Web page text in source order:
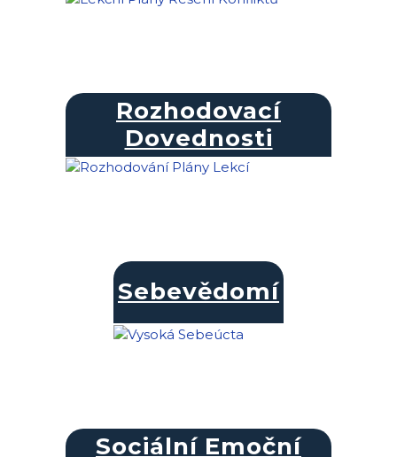
Rozhodovací
Dovednosti
Sebevědomí
Sociální Emoční